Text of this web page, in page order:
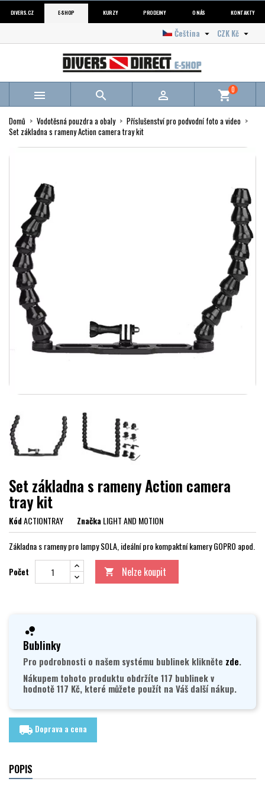
DIVERS.CZ E-SHOP KURZY PRODEJNY O NÁS KONTAKTY
CZK Kč 
Čeština 
   shopping_cart0
Domů Vodotěsná pouzdra a obaly
Příslušenství pro podvodní foto a video
Set základna s rameny Action camera tray kit
Set základna s rameny Action camera
tray kit
KódACTIONTRAY ZnačkaLIGHT AND MOTION
Základna s rameny pro lampy SOLA, ideální pro kompaktní kamery GOPRO apod.
Počet  Nelze koupit
Bublinky
Pro podrobnosti o našem systému bublinek klikněte zde.
Nákupem tohoto produktu obdržíte 117 bublinek v
hodnotě 117 Kč, které můžete použít na Váš další nákup.
local_shipping Doprava a cena
POPIS